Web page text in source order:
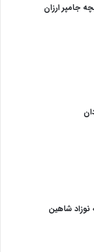
جامپر ارزان
شاهین